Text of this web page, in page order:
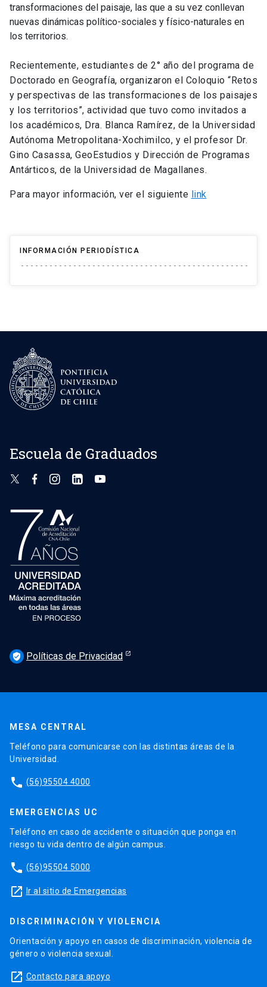
transformaciones del paisaje, las que a su vez conllevan
nuevas dinámicas político-sociales y físico-naturales en
los territorios.
Recientemente, estudiantes de 2° año del programa de
Doctorado en Geografía, organizaron el Coloquio “Retos
y perspectivas de las transformaciones de los paisajes
y los territorios”, actividad que tuvo como invitados a
los académicos, Dra. Blanca Ramírez, de la Universidad
Autónoma Metropolitana-Xochimilco, y el profesor Dr.
Gino Casassa, GeoEstudios y Dirección de Programas
Antárticos, de la Universidad de Magallanes.
Para mayor información, ver el siguiente link
INFORMACIÓN PERIODÍSTICA
Escuela de Graduados
verified_user Políticas de Privacidad
MESA CENTRAL
Teléfono para comunicarse con las distintas áreas de la
Universidad.
phone (56)95504 4000
EMERGENCIAS UC
Teléfono en caso de accidente o situación que ponga en
riesgo tu vida dentro de algún campus.
phone (56)95504 5000
launch Ir al sitio de Emergencias
DISCRIMINACIÓN Y VIOLENCIA
Orientación y apoyo en casos de discriminación, violencia de
género o violencia sexual.
launch Contacto para apoyo